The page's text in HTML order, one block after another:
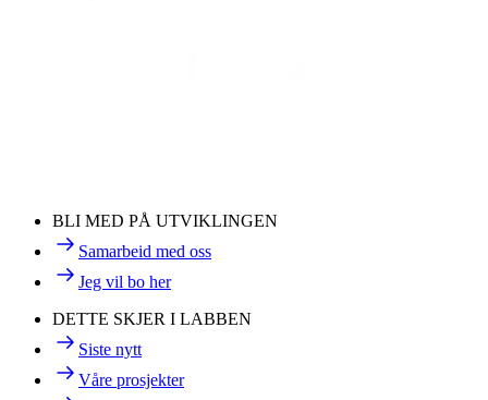
BLI MED PÅ UTVIKLINGEN
Samarbeid med oss
Jeg vil bo her
DETTE SKJER I LABBEN
Siste nytt
Våre prosjekter